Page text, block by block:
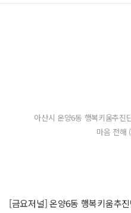
아산시 온양6동 행복키움추진
마음 전해
[금요저널] 온양6동 행복키움추